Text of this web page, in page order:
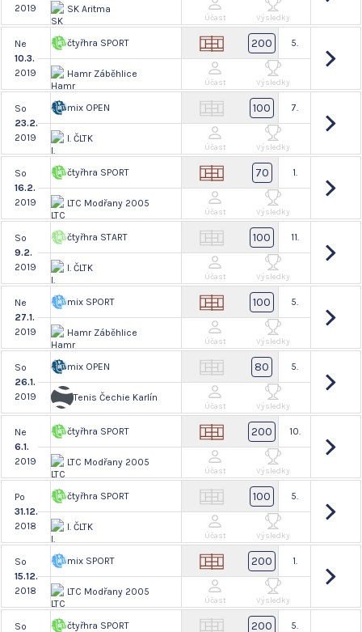
2019
SK Aritma
Účast Výsledky
Ne
10.3.
2019
čtyřhra SPORT
Hamr Záběhlice
200 5.
Účast Výsledky
So
23.2.
2019
mix OPEN
I. ČLTK
100 7.
Účast Výsledky
So
16.2.
2019
čtyřhra SPORT
LTC Modřany 2005
70 1.
Účast Výsledky
So
9.2.
2019
čtyřhra START
I. ČLTK
100 11.
Účast Výsledky
Ne
27.1.
2019
mix SPORT
Hamr Záběhlice
100 5.
Účast Výsledky
So
26.1.
2019
mix OPEN
Tenis Čechie Karlín
80 5.
Účast Výsledky
Ne
6.1.
2019
čtyřhra SPORT
LTC Modřany 2005
200 10.
Účast Výsledky
Po
31.12.
2018
čtyřhra SPORT
I. ČLTK
100 5.
Účast Výsledky
So
15.12.
2018
mix SPORT
LTC Modřany 2005
200 1.
Účast Výsledky
So čtyřhra SPORT 200 5.